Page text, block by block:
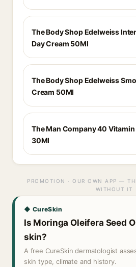
The Body Shop Edelweiss
Day Cream 50Ml
The Body Shop Edelweiss
Cream 50Ml
The Man Company 40 Vitamin
30Ml
PROMOTION · OUR OWN APP —
WITHOUT IT
◆ CureSkin
Is Moringa Oleifera Seed
skin?
A free CureSkin dermatologist
skin type, climate and history.